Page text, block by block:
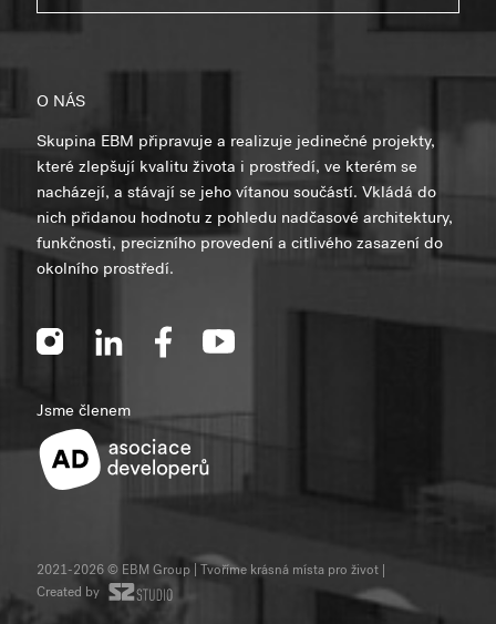
O NÁS
Skupina EBM připravuje a realizuje jedinečné projekty,
které zlepšují kvalitu života i prostředí, ve kterém se
nacházejí, a stávají se jeho vítanou součástí. Vkládá do
nich přidanou hodnotu z pohledu nadčasové architektury,
funkčnosti, precizního provedení a citlivého zasazení do
okolního prostředí.
Jsme členem
2021-2026 © EBM Group | Tvoříme krásná místa pro život
Created by